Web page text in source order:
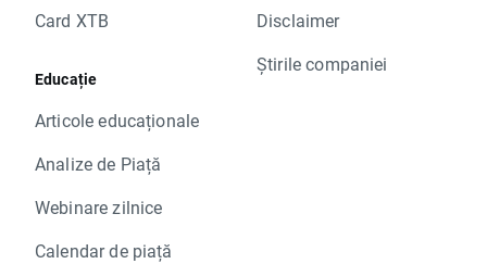
Card XTB
Educație
Articole educaționale
Analize de Piață
Webinare zilnice
Calendar de piață
Disclaimer
Știrile companiei